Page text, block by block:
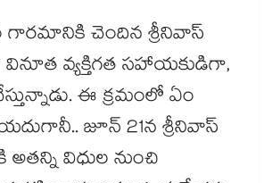
గారమానికి చెందిన శ్రీనివాస్
వ్యక్తిగత సహాయకుడిగా,
ఈ క్రమంలో ఏం
జూన్ 21న శ్రీనివాస్
విధుల నుంచి